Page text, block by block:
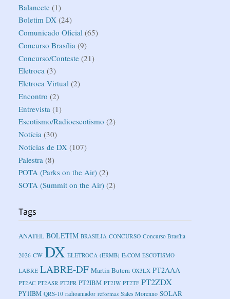
Balancete (1)
Boletim DX (24)
Comunicado Oficial (65)
Concurso Brasília (9)
Concurso/Conteste (21)
Eletroca (3)
Eletroca Virtual (2)
Encontro (2)
Entrevista (1)
Escotismo/Radioescotismo (2)
Notícia (30)
Notícias de DX (107)
Palestra (8)
POTA (Parks on the Air) (2)
SOTA (Summit on the Air) (2)
Tags
ANATEL BOLETIM BRASILIA CONCURSO Concurso Brasília
2026 CW DX ELETROCA (ERMB) EsCOM ESCOTISMO
LABRE LABRE-DF Martin Butera OX3LX PT2AAA
PT2AC PT2ASR PT2FR PT2IBM PT2IW PT2TF PT2ZDX
PY1IBM QRS-10 radioamador reformas Sales Morenno SOLAR